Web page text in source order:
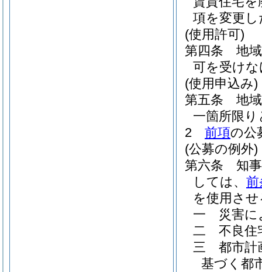
項を変更
(使用許可)
第四条
地
可を受け
(使用申込み)
第五条
地
一箇所限
2
前項の公
(公募の例外)
第六条
知
しては、 前
を使用さ
一
災害
二
不良住
三
都市計
基づく都